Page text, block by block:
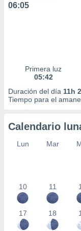
06:05
Primera luz
05:42
Duración del día 11h
Tiempo para el
Calendario
Lun Mar
10 11
17 18